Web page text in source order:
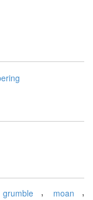
grumble , moan ,